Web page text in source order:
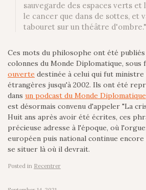
sauvegarde des espaces verts
le cancer que dans de sottes, et
tabouret sur un théâtre
Ces mots du philosophe ont été publiés
colonnes du Monde Diplomatique, sous
ouverte destinée à celui qui fut ministre
étrangères jusqu'à 2002. Ils ont été
dans un podcast du Monde Diplomatique
est désormais convenu d'appeler "La
Huit ans après avoir été écrites, ces
précieuse adresse à l'époque, où
européen puis national continue
se situer là où il devrait.
Posted in Recentrer